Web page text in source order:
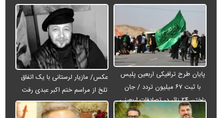
پایان طرح ترافیکی اربعین پلیس
با ثبت ۶۷ میلیون تردد / جان
باختن ۲۴ زائر در تصادفات اربعینی
عکس/ مازیار لرستانی با یک اتفاق
تلخ از مراسم ختم اکبر عبدی رفت